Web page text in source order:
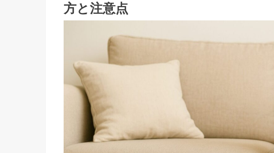
方と注意点